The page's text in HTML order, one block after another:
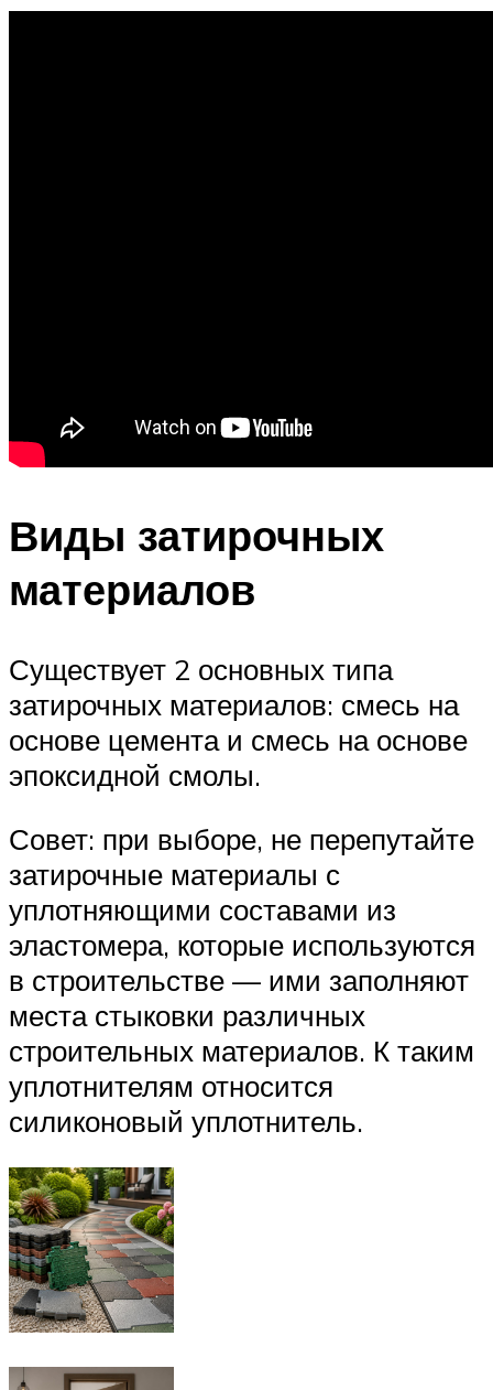
Виды затирочных
материалов
Существует 2 основных типа
затирочных материалов: смесь на
основе цемента и смесь на основе
эпоксидной смолы.
Совет: при выборе, не перепутайте
затирочные материалы с
уплотняющими составами из
эластомера, которые используются
в строительстве — ими заполняют
места стыковки различных
строительных материалов. К таким
уплотнителям относится
силиконовый уплотнитель.